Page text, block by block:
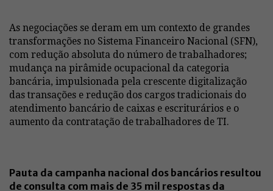
As negociações se deram em um contexto de grandes
transformações no Sistema Financeiro Nacional (SFN),
com redução absoluta do número de trabalhadores;
mudança na pirâmide ocupacional da categoria
bancária, impulsionada pela crescente digitalização
das transações e redução dos cargos tradicionais do
atendimento bancário de caixas e escriturários e o
aumento da contratação de trabalhadores de TI.
Pauta da campanha nacional dos bancários resultou
de consulta com mais de 35 mil respostas da